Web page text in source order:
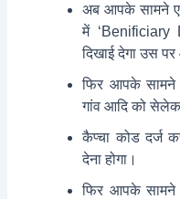
अब आपके सामने
में ‘Benificiary
दिखाई देगा उस
फिर आपके सामने
गांव आदि को
कैप्चा कोड दर्ज
देना होगा।
फिर आपके सामने